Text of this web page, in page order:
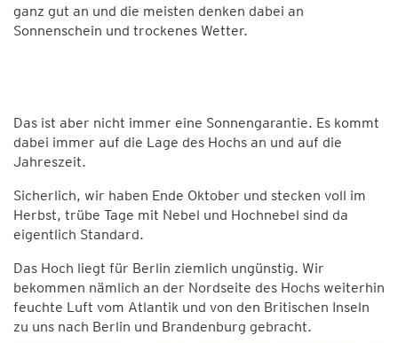
ganz gut an und die meisten denken dabei an
Sonnenschein und trockenes Wetter.
Das ist aber nicht immer eine Sonnengarantie. Es kommt
dabei immer auf die Lage des Hochs an und auf die
Jahreszeit.
Sicherlich, wir haben Ende Oktober und stecken voll im
Herbst, trübe Tage mit Nebel und Hochnebel sind da
eigentlich Standard.
Das Hoch liegt für Berlin ziemlich ungünstig. Wir
bekommen nämlich an der Nordseite des Hochs weiterhin
feuchte Luft vom Atlantik und von den Britischen Inseln
zu uns nach Berlin und Brandenburg gebracht.